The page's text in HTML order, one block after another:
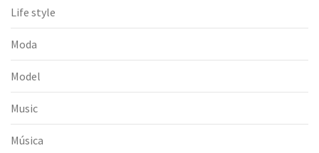
Life style
Moda
Model
Music
Música